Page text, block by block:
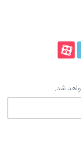
تلگرام آپارات
شد.